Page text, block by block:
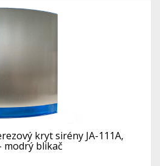
kryt sirény JA-111A,
modrý blikač